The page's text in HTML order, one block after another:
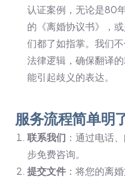
认证案例，无论是80
的《离婚协议书》，
们都了如指掌。我们
法律逻辑，确保翻译
能引起歧义的表达。
服务流程简单明
联系我们 ：通过电话
步免费咨询。
提交文件 ：将您的离